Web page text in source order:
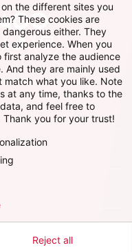
TikTokTwitch
the different sites you
These cookies are
either. They
experience. When you
first analyze the audience
And they are mainly used
what you like. Note
at any time, thanks to the
and feel free to
you for your trust!
Reject all